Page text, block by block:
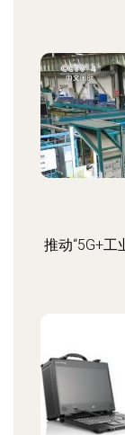
推动“5G+工